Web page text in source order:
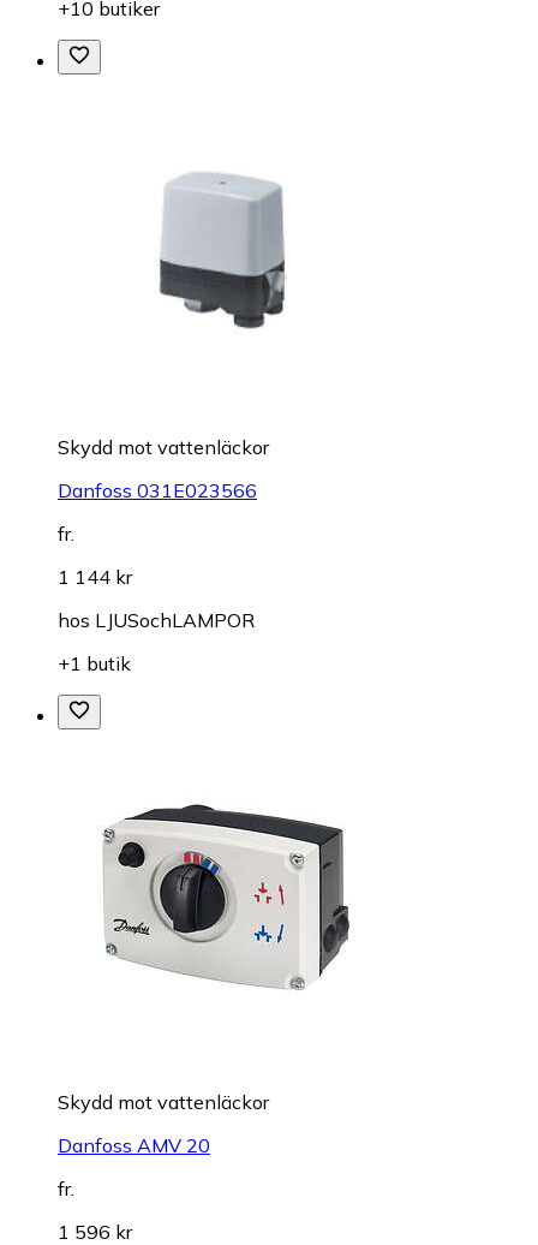
+10 butiker
Skydd mot vattenläckor
Danfoss 031E023566
fr.
1 144 kr
hos LJUSochLAMPOR
+1 butik
Skydd mot vattenläckor
Danfoss AMV 20
fr.
1 596 kr